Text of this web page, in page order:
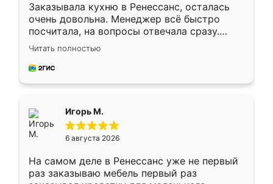
Заказывала кухню в Ренессанс, осталась
очень довольна. Менеджер всё быстро
посчитала, на вопросы отвечала сразу.
Замерщик приехал в субботу, подошёл к
делу со всей ответственностью. Собрали
за день, ребята работали аккуратно, даже
Читать полностью
Игорь М.
6 августа 2026
На самом деле в Ренессанс уже не первый
раз заказываю мебель первый раз